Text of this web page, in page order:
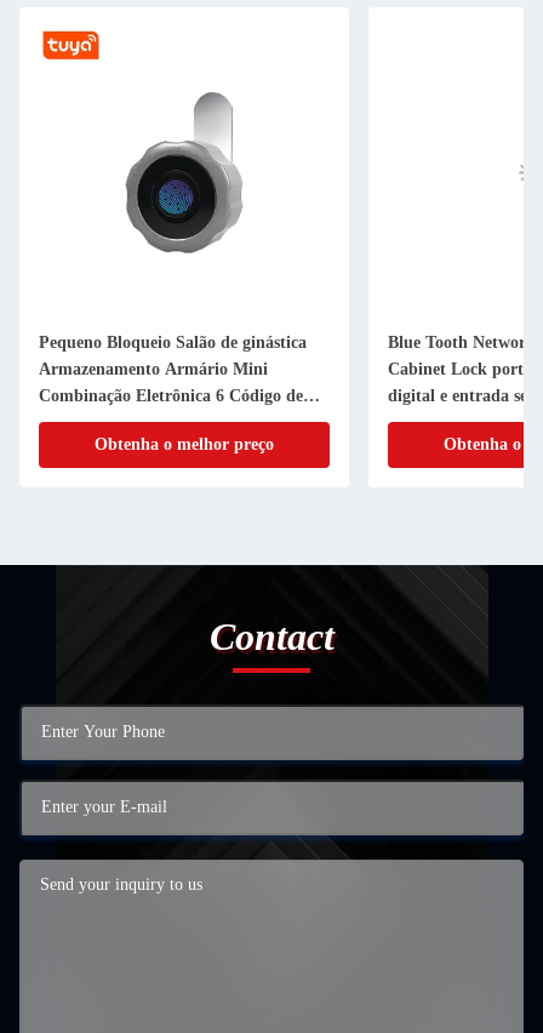
Pequeno Bloqueio Salão de ginástica
Armazenamento Armário Mini
Combinação Eletrônica 6 Código de
Pin Digital Cam Bloqueio
Obtenha o melhor preço
Blue Tooth Network
Cabinet Lock
digital e entrada
Obtenha o
Contact